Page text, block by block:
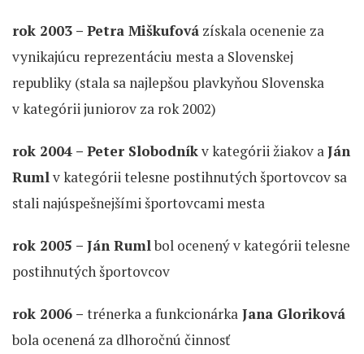
rok 2003 – Petra Miškufová získala ocenenie za
vynikajúcu reprezentáciu mesta a Slovenskej
republiky (stala sa najlepšou plavkyňou Slovenska
v kategórii juniorov za rok 2002)
rok 2004 – Peter Slobodníkv kategórii žiakov aJán
Rumlv kategórii telesne postihnutých športovcov sa
stali najúspešnejšími športovcami mesta
rok 2005 – Ján Rumlbol ocenený v kategórii telesne
postihnutých športovcov
rok 2006 – trénerka a funkcionárka Jana Gloriková
bola ocenená za dlhoročnú činnosť